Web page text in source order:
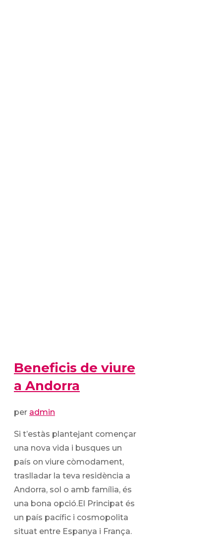
Beneficis de viure
a Andorra
per admin
Si t’estàs plantejant començar
una nova vida i busques un
país on viure còmodament,
traslladar la teva residència a
Andorra, sol o amb família, és
una bona opció.El Principat és
un país pacífic i cosmopolita
situat entre Espanya i França.